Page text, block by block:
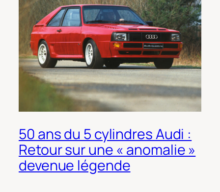
50 ans du 5 cylindres Audi :
Retour sur une « anomalie »
devenue légende